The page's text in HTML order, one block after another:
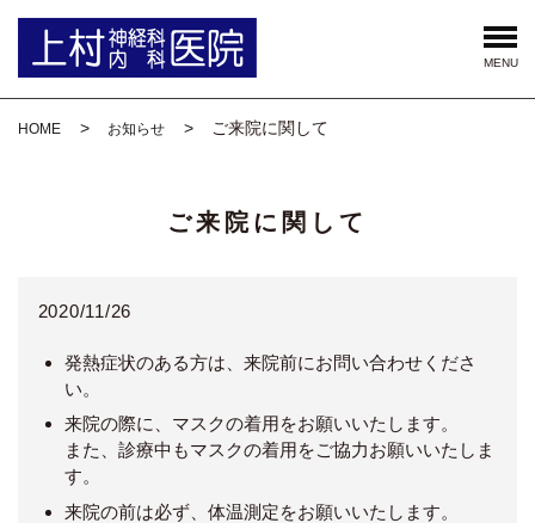
MENU
HOME お知らせ ご来院に関して
ご来院に関して
2020/11/26
発熱症状のある方は、来院前にお問い合わせくださ
い。
来院の際に、マスクの着用をお願いいたします。
また、診療中もマスクの着用をご協力お願いいたしま
す。
来院の前は必ず、体温測定をお願いいたします。